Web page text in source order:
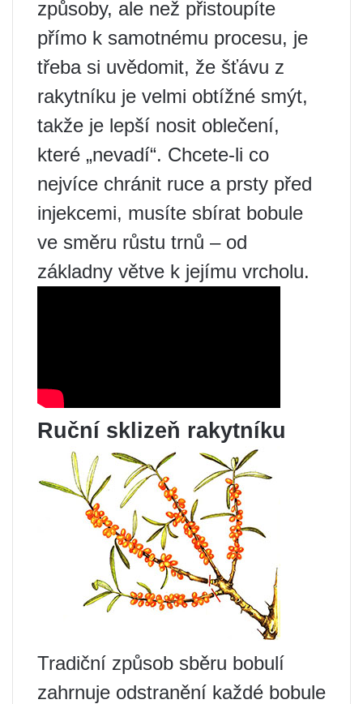
způsoby, ale než přistoupíte
přímo k samotnému procesu, je
třeba si uvědomit, že šťávu z
rakytníku je velmi obtížné smýt,
takže je lepší nosit oblečení,
které „nevadí“. Chcete-li co
nejvíce chránit ruce a prsty před
injekcemi, musíte sbírat bobule
ve směru růstu trnů – od
základny větve k jejímu vrcholu.
Ruční sklizeň rakytníku
Tradiční způsob sběru bobulí
zahrnuje odstranění každé bobule